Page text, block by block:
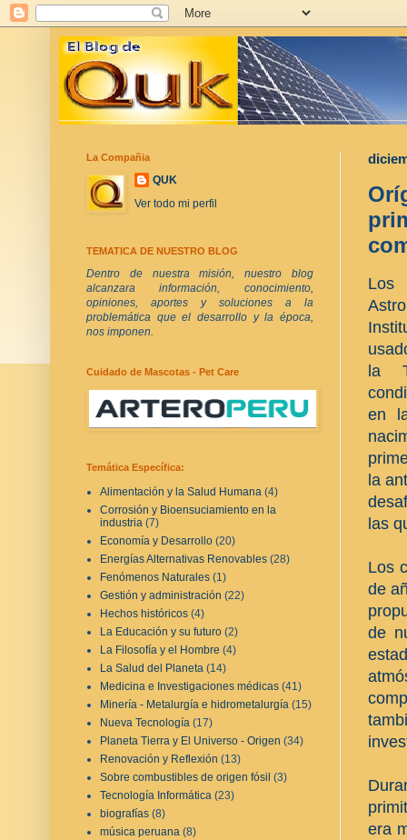
la
en
la
las
Los
de
de
era
La Compañia
QUK
Ver todo mi perfil
TEMATICA DE NUESTRO BLOG
Dentro de nuestra misión, nuestro blog
alcanzara información, conocimiento,
opiniones, aportes y soluciones a la
problemática que el desarrollo y la época,
nos imponen.
Cuidado de Mascotas - Pet Care
Temática Específica:
Alimentación y la Salud Humana (4)
Corrosión y Bioensuciamiento en la
industria (7)
Economía y Desarrollo (20)
Energías Alternativas Renovables (28)
Fenómenos Naturales (1)
Gestión y administración (22)
Hechos históricos (4)
La Educación y su futuro (2)
La Filosofía y el Hombre (4)
La Salud del Planeta (14)
Medicina e Investigaciones médicas (41)
Minería - Metalurgía e hidrometalurgía (15)
Nueva Tecnología (17)
Planeta Tierra y El Universo - Origen (34)
Renovación y Reflexión (13)
Sobre combustibles de origen fósil (3)
Tecnología Informática (23)
biografías (8)
música peruana (8)